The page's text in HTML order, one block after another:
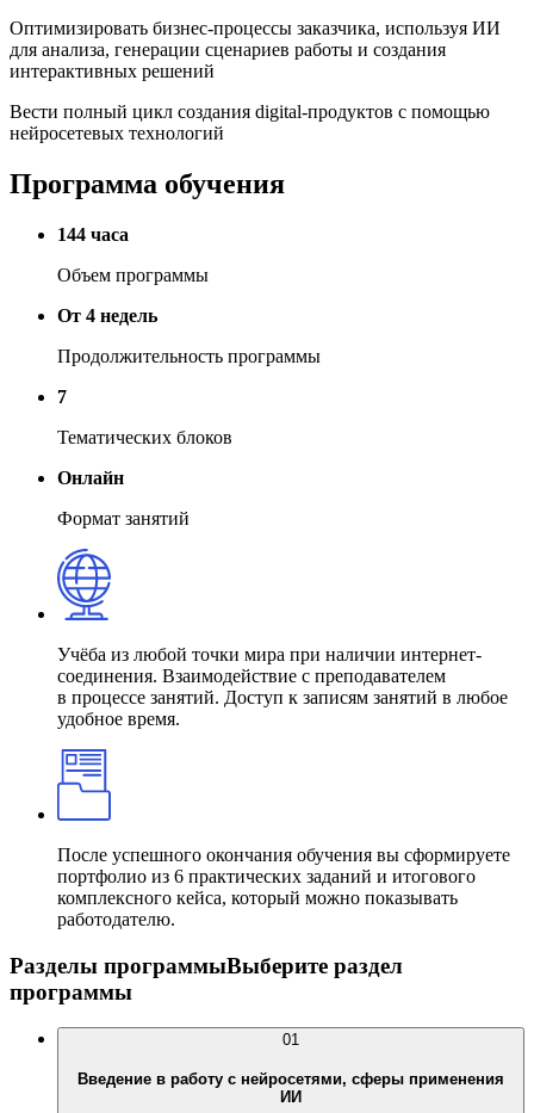
Оптимизировать бизнес-процессы заказчика, используя ИИ
для анализа, генерации сценариев работы и создания
интерактивных решений
Вести полный цикл создания digital-продуктов с помощью
нейросетевых технологий
Программа обучения
144 часа
Объем программы
От 4 недель
Продолжительность программы
7
Тематических блоков
Онлайн
Формат занятий
Учёба из любой точки мира при наличии интернет-
соединения. Взаимодействие с преподавателем
в процессе занятий. Доступ к записям занятий в любое
удобное время.
После успешного окончания обучения вы сформируете
портфолио из 6 практических заданий и итогового
комплексного кейса, который можно показывать
работодателю.
Разделы программыВыберите раздел
программы
01
Введение в работу с нейросетями, сферы применения
ИИ